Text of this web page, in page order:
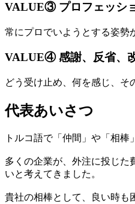
VALUE③ プロフェッシ
常にプロでいようとする姿勢
VALUE④ 感謝、反省、
どう受け止め、何を感じ、そ
代表あいさつ
トルコ語で「仲間」や「相
多くの企業が、外注に投じた
いと考えてきました。
貴社の相棒として、良い時も